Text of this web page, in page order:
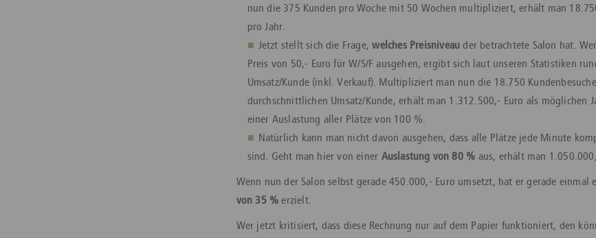
nun die 375 Kunden pro Woche mit 50 Wochen multipliziert, erhält man
pro Jahr.
Jetzt stellt sich die Frage,welches Preisniveau der betrachtete Salon hat.
Preis von 50,- Euro für W/S/F ausgehen, ergibt sich laut unseren Statistiken
Umsatz/Kunde (inkl. Verkauf). Multipliziert man nun die 18.750
durchschnittlichen Umsatz/Kunde, erhält man 1.312.500,- Euro als möglichen
einer Auslastung aller Plätze von 100 %.
Natürlich kann man nicht davon ausgehen, dass alle Plätze jede Minute
sind. Geht man hier von einer Auslastung von 80 % aus, erhält man
Wenn nun der Salon selbst gerade 450.000,- Euro umsetzt, hat er gerade einmal
von 35 % erzielt.
Wer jetzt kritisiert, dass diese Rechnung nur auf dem Papier funktioniert, den